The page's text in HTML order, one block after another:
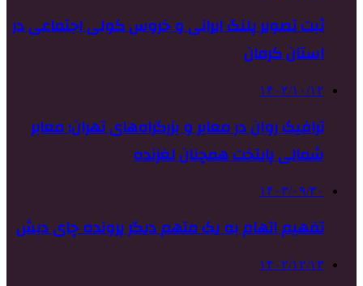
ثبت تصویر پلنگ ایرانی و خروس کولی اجتماعی در
استان کرمان
۱۴۰۲/۱۰/۱۲
ترافیک روان در معابر و بزرگراه‌های تهران؛ معابر
شمالی پایتخت همچنان لغزنده
۱۴۰۳/۰۹/۳۰
تفهیم اتهام به یک متهم دیگر پرونده چای دبش
۱۴۰۲/۱۲/۱۳